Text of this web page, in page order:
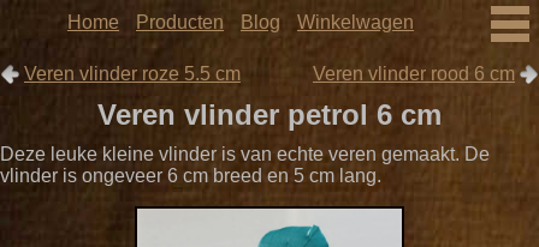
Home Producten Blog Winkelwagen
Veren vlinder roze 5.5 cm Veren vlinder rood 6 cm
Veren vlinder petrol 6 cm
Deze leuke kleine vlinder is van echte veren gemaakt. De
vlinder is ongeveer 6 cm breed en 5 cm lang.